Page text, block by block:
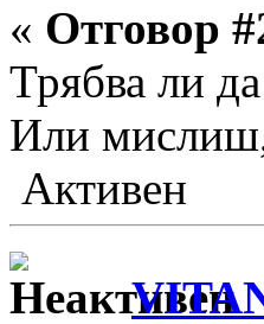
« Отговор
Трябва ли
Или
Активен